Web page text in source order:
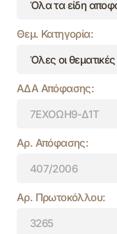
Θεμ. Κατηγορία:
ΑΔΑ Απόφασης:
Αρ. Απόφασης:
Αρ. Πρωτοκόλλου: